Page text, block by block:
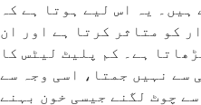
یہ اس لیے ہوتا ہے کہ
کو متاثر کرتا ہے اور ان
ہے۔ کم پلیٹ لیٹس کا
سے نہیں جمتا، اسی وجہ سے
چوٹ لگنے جیسی خون بہنے